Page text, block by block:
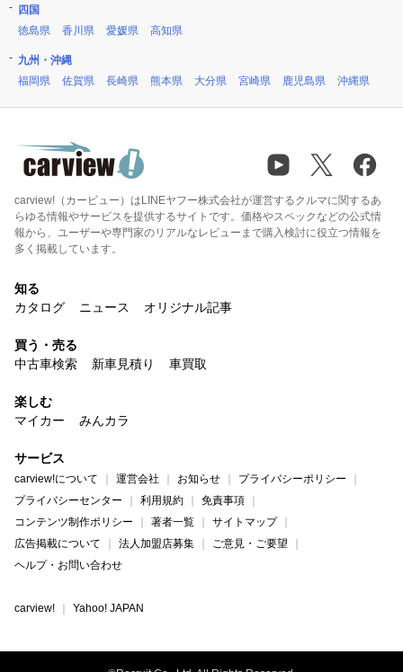
四国
徳島県
香川県 愛媛県 高知県
九州・沖縄
福岡県
佐賀県 長崎県 熊本県 大分県 宮崎県 鹿児島県 沖縄県
carview!（カービュー）はLINEヤフー株式会社が運営するクルマに関するあ
らゆる情報やサービスを提供するサイトです。価格やスペックなどの公式情
報から、ユーザーや専門家のリアルなレビューまで購入検討に役立つ情報を
多く掲載しています。
知る
カタログ
ニュース オリジナル記事
買う・売る
中古車検索
新車見積り 車買取
楽しむ
マイカー
みんカラ
サービス
carview!について 運営会社 お知らせ
プライバシーポリシー
プライバシーセンター
利用規約
免責事項
コンテンツ制作ポリシー
著者一覧
サイトマップ
広告掲載について
法人加盟店募集
ご意見・ご要望
ヘルプ・お問い合わせ
carview! Yahoo! JAPAN